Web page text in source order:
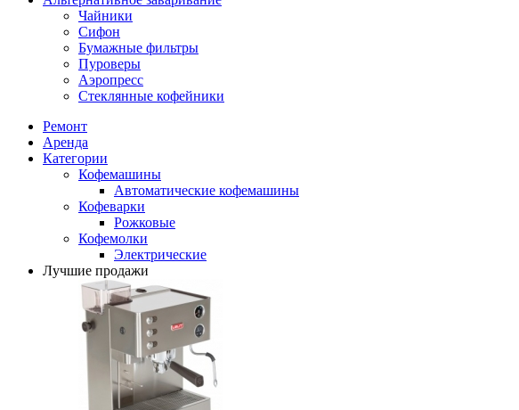
Чайники
Сифон
Бумажные фильтры
Пуроверы
Аэропресс
Стеклянные кофейники
Ремонт
Аренда
Категории
Кофемашины
Автоматические кофемашины
Кофеварки
Рожковые
Кофемолки
Электрические
Лучшие продажи